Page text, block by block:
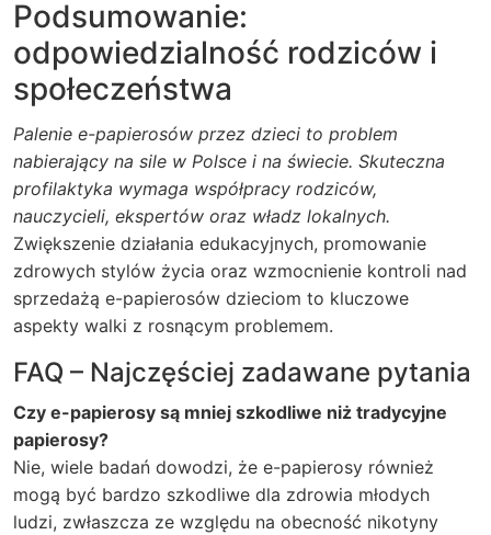
Podsumowanie:
odpowiedzialność rodziców i
społeczeństwa
Palenie e-papierosów przez dzieci to problem
nabierający na sile w Polsce i na świecie. Skuteczna
profilaktyka wymaga współpracy rodziców,
nauczycieli, ekspertów oraz władz lokalnych.
Zwiększenie działania edukacyjnych, promowanie
zdrowych stylów życia oraz wzmocnienie kontroli nad
sprzedażą e-papierosów dzieciom to kluczowe
aspekty walki z rosnącym problemem.
FAQ – Najczęściej zadawane pytania
Czy e-papierosy są mniej szkodliwe niż tradycyjne
papierosy?
Nie, wiele badań dowodzi, że e-papierosy również
mogą być bardzo szkodliwe dla zdrowia młodych
ludzi, zwłaszcza ze względu na obecność nikotyny